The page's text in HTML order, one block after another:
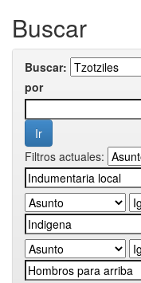
Buscar
Buscar:
por
Filtros actuales: